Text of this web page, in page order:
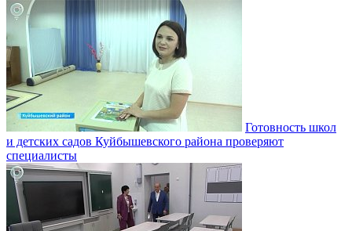
Готовность школ
и детских садов Куйбышевского района проверяют
специалисты